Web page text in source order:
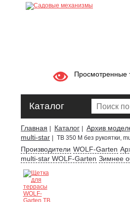
Просмотренные
Каталог
Главная Каталог Архив
multi-star
TB 350 M без рукоятки,
Производители WOLF-Garten
multi-star WOLF-Garten Зимнее